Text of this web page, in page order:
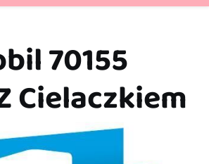
70155
Cielaczkiem